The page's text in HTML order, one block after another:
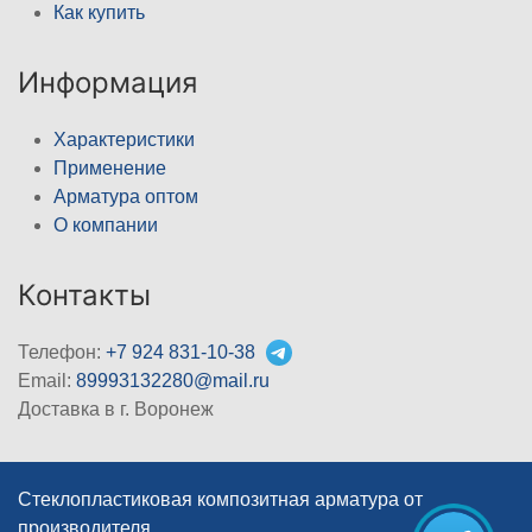
Как купить
Информация
Характеристики
Применение
Арматура оптом
О компании
Контакты
Телефон: +7 924 831-10-38
Email: 89993132280@mail.ru
Доставка в г. Воронеж
Стеклопластиковая композитная арматура от
производителя